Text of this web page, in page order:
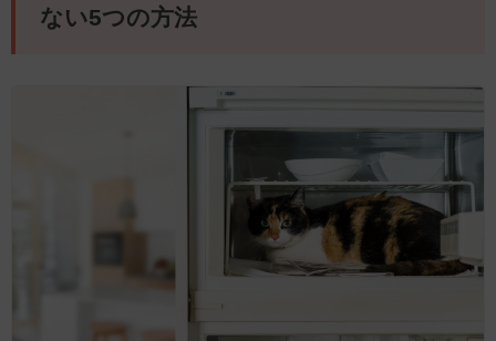
ない5つの方法